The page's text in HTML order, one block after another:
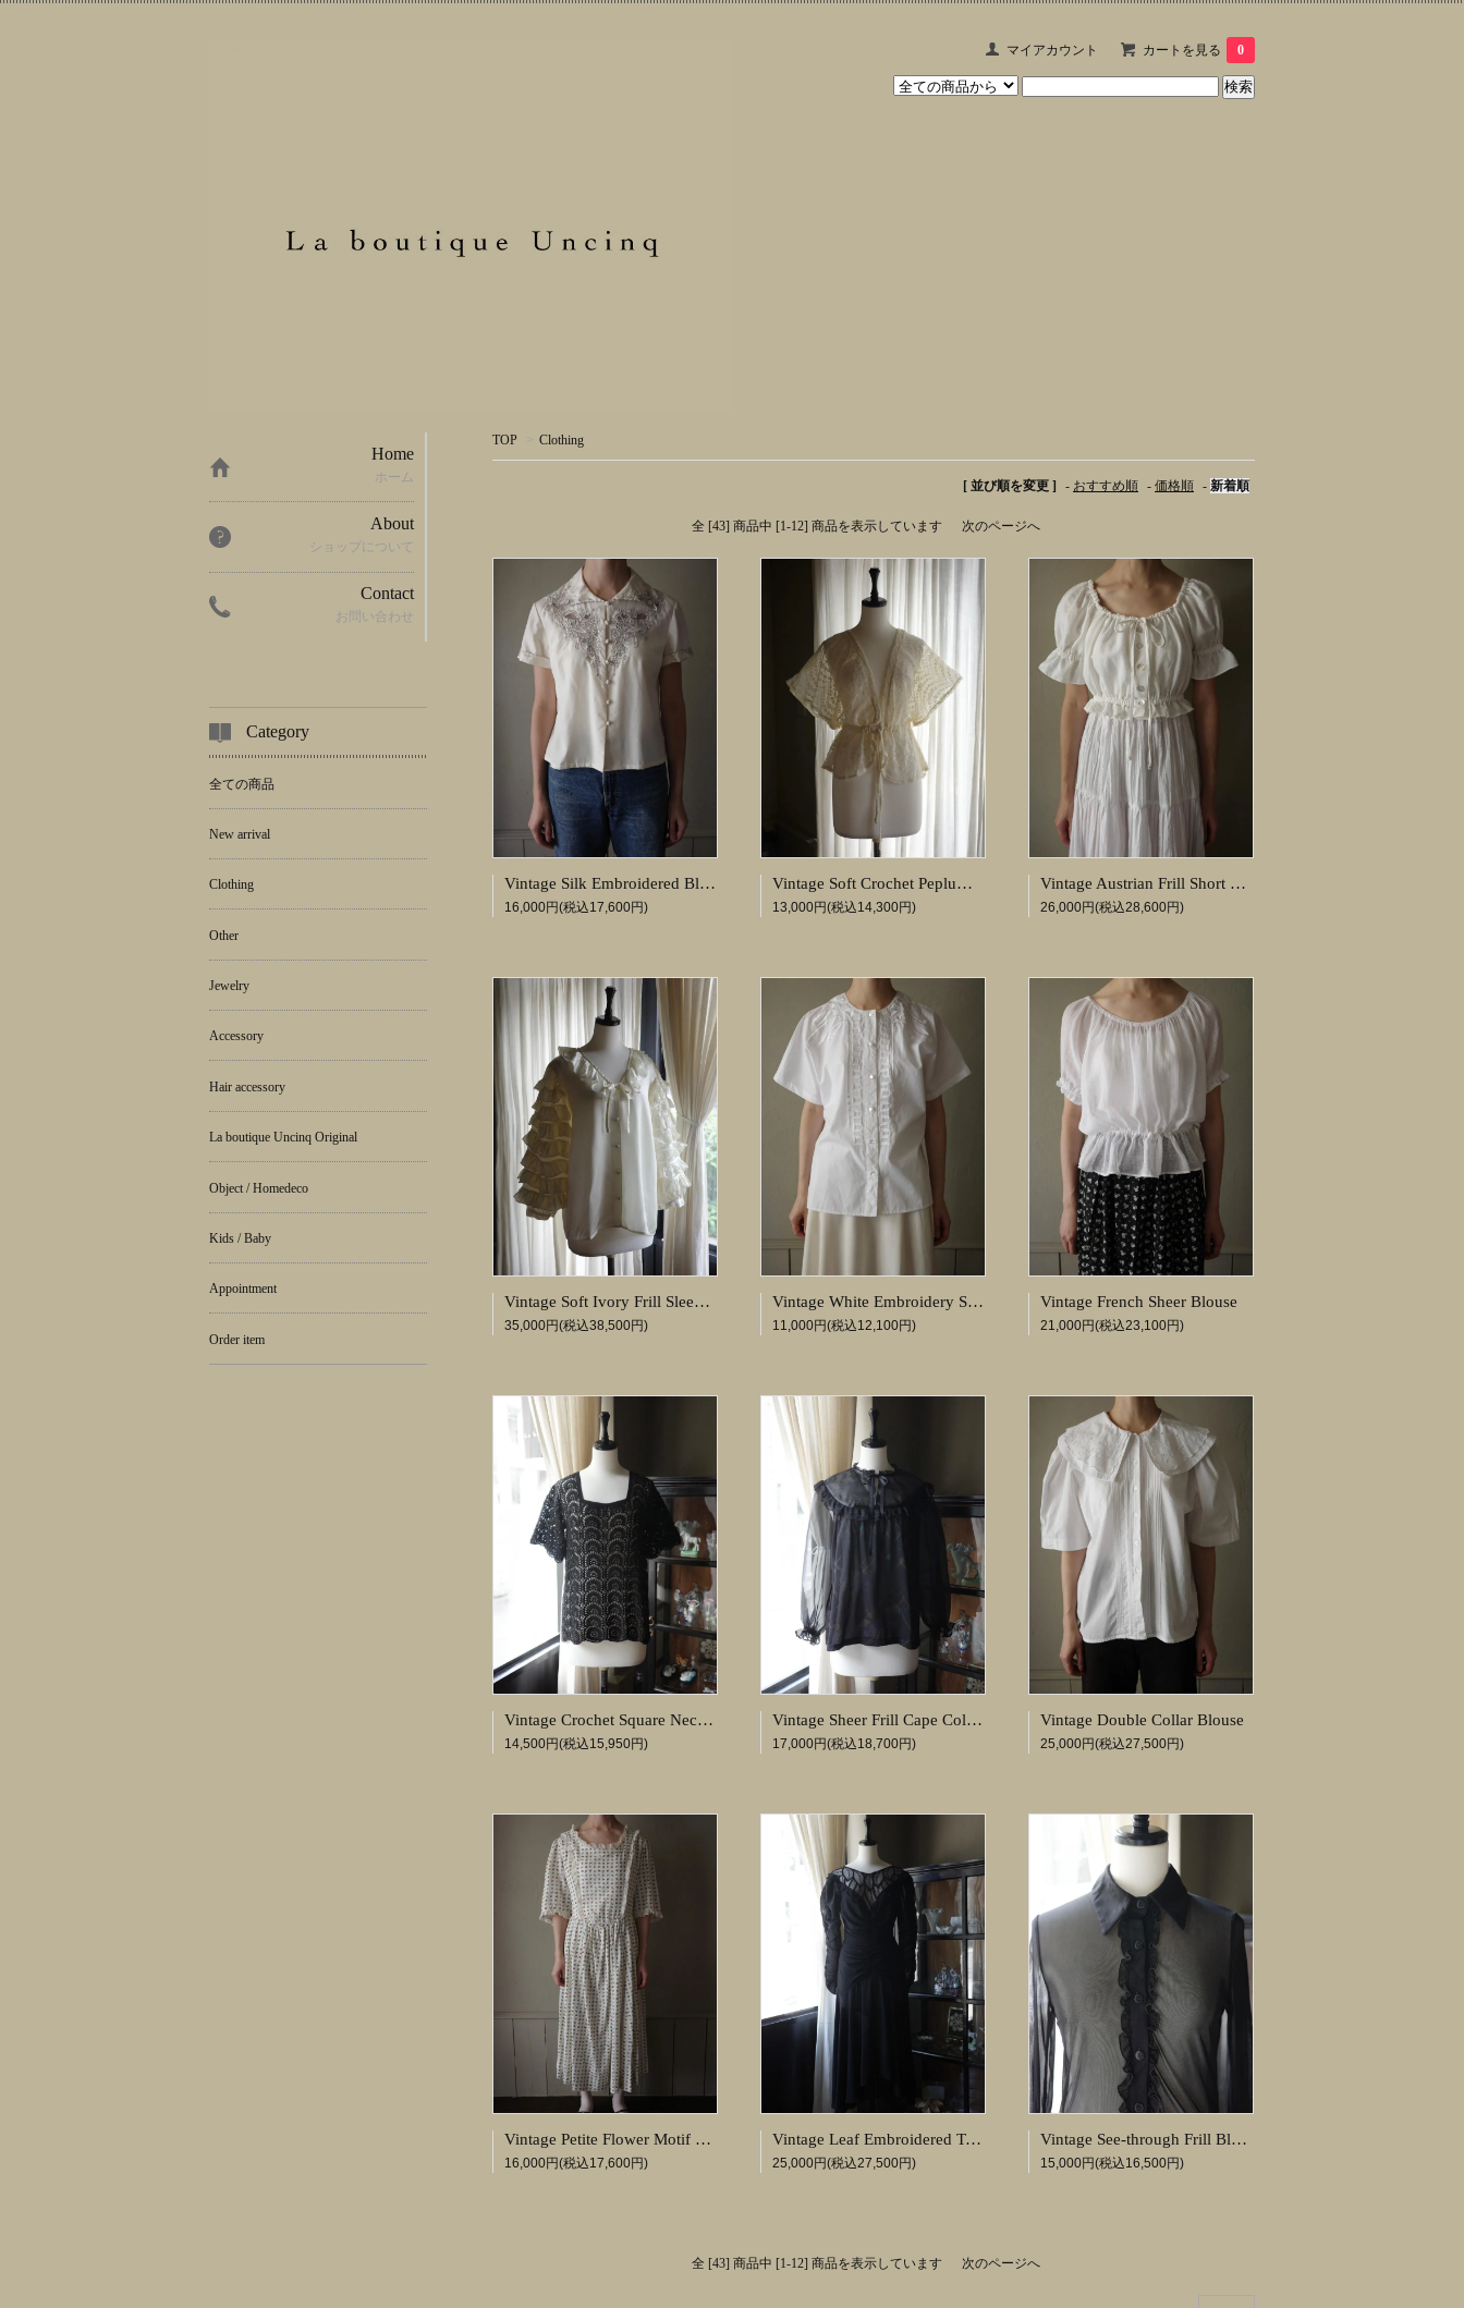
マイアカウント カートを見る 0
TOP > Clothing
[ 並び順を変更 ] - おすすめ順 - 価格順 - 新着順
全 [43] 商品中 [1-12] 商品を表示しています 次のページへ
Vintage Silk Embroidered Blouse
16,000円(税込17,600円)
Vintage Soft Crochet Peplum Tops
13,000円(税込14,300円)
Vintage Austrian Frill Short Puff Blouse
26,000円(税込28,600円)
Vintage Soft Ivory Frill Sleeve Blouse
35,000円(税込38,500円)
Vintage White Embroidery Shirt
11,000円(税込12,100円)
Vintage French Sheer Blouse
21,000円(税込23,100円)
Vintage Crochet Square Neck Tops
14,500円(税込15,950円)
Vintage Sheer Frill Cape Collar Blouse
17,000円(税込18,700円)
Vintage Double Collar Blouse
25,000円(税込27,500円)
Vintage Petite Flower Motif Dress
16,000円(税込17,600円)
Vintage Leaf Embroidered Tulle Dress
25,000円(税込27,500円)
Vintage See-through Frill Blouse
15,000円(税込16,500円)
全 [43] 商品中 [1-12] 商品を表示しています 次のページへ
Home
ホーム
About
ショップについて
Contact
お問い合わせ
Category
全ての商品
New arrival
Clothing
Other
Jewelry
Accessory
Hair accessory
La boutique Uncinq Original
Object / Homedeco
Kids / Baby
Appointment
Order item